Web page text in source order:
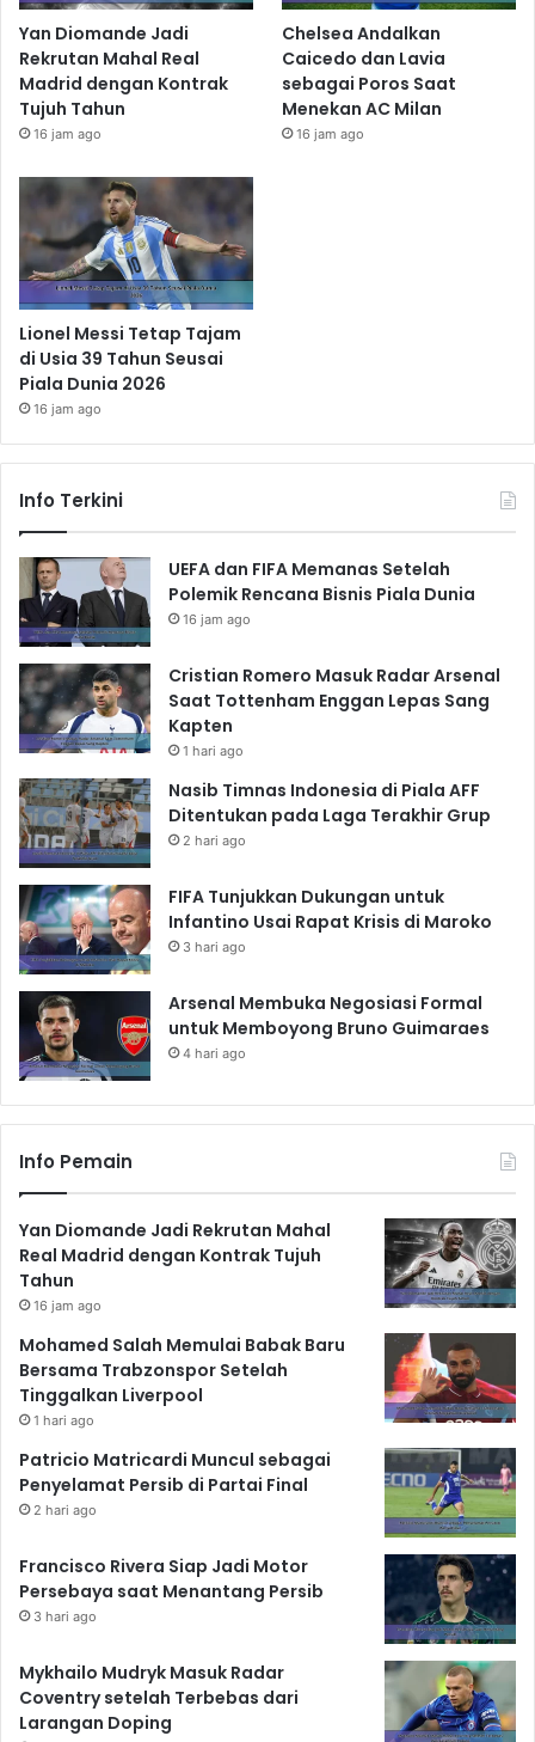
Yan Diomande Jadi
Rekrutan Mahal Real
Madrid dengan Kontrak
Tujuh Tahun
16 jam ago
Chelsea Andalkan
Caicedo dan Lavia
sebagai Poros Saat
Menekan AC Milan
16 jam ago
Lionel Messi Tetap Tajam
di Usia 39 Tahun Seusai
Piala Dunia 2026
16 jam ago
Info Terkini
UEFA dan FIFA Memanas Setelah
Polemik Rencana Bisnis Piala Dunia
16 jam ago
Cristian Romero Masuk Radar Arsenal
Saat Tottenham Enggan Lepas Sang
Kapten
1 hari ago
Nasib Timnas Indonesia di Piala AFF
Ditentukan pada Laga Terakhir Grup
2 hari ago
FIFA Tunjukkan Dukungan untuk
Infantino Usai Rapat Krisis di Maroko
3 hari ago
Arsenal Membuka Negosiasi Formal
untuk Memboyong Bruno Guimaraes
4 hari ago
Info Pemain
Yan Diomande Jadi Rekrutan Mahal
Real Madrid dengan Kontrak Tujuh
Tahun
16 jam ago
Mohamed Salah Memulai Babak Baru
Bersama Trabzonspor Setelah
Tinggalkan Liverpool
1 hari ago
Patricio Matricardi Muncul sebagai
Penyelamat Persib di Partai Final
2 hari ago
Francisco Rivera Siap Jadi Motor
Persebaya saat Menantang Persib
3 hari ago
Mykhailo Mudryk Masuk Radar
Coventry setelah Terbebas dari
Larangan Doping